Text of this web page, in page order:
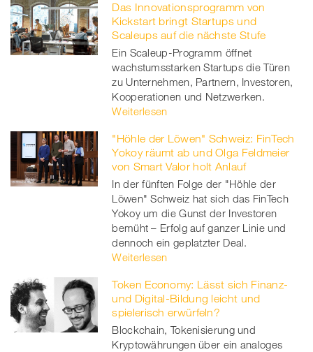
Das Innovationsprogramm von
Kickstart bringt Startups und
Scaleups auf die nächste Stufe
Ein Scaleup-Programm öffnet
wachstumsstarken Startups die Türen
zu Unternehmen, Partnern, Investoren,
Kooperationen und Netzwerken.
Weiterlesen
"Höhle der Löwen" Schweiz: FinTech
Yokoy räumt ab und Olga Feldmeier
von Smart Valor holt Anlauf
In der fünften Folge der "Höhle der
Löwen" Schweiz hat sich das FinTech
Yokoy um die Gunst der Investoren
bemüht – Erfolg auf ganzer Linie und
dennoch ein geplatzter Deal.
Weiterlesen
Token Economy: Lässt sich Finanz-
und Digital-Bildung leicht und
spielerisch erwürfeln?
Blockchain, Tokenisierung und
Kryptowährungen über ein analoges